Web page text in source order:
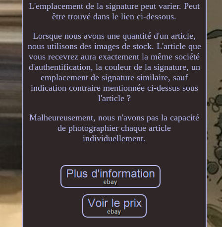
L'emplacement de la signature peut varier. Peut
être trouvé dans le lien ci-dessous.
Lorsque nous avons une quantité d'un article,
nous utilisons des images de stock. L'article que
vous recevrez aura exactement la même société
d'authentification, la couleur de la signature, un
emplacement de signature similaire, sauf
indication contraire mentionnée ci-dessus sous
l'article ?
Malheureusement, nous n'avons pas la capacité
de photographier chaque article
individuellement.